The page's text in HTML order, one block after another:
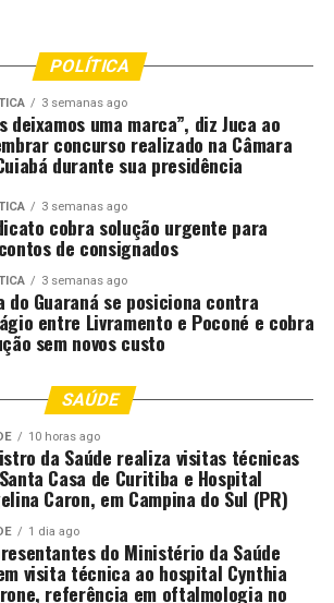
afirmou.
o juiz Ramon Fagundes Botelho
dos temas abordados e a qualidade
“Tivemos aulas com professores de
temas extremamente relevantes,
judicialização da política e da
constitucionais. O curso fortalece a
e incentiva a produção de
de aplicação prática”, pontuou.
interinstitucional do programa
intercâmbio entre os participantes.
professores de excelência, há um
entre magistrados,
Público e do Tribunal de Contas,
a construção de soluções mais
desafios do sistema de justiça”,
também, por si só, é
atuação jurisdicional, porque afeta a
e das instituições
POLÍTICA
3 semanas ago
deixamos uma marca”, diz Juca ao
concurso realizado na Câmara
durante sua presidência
3 semanas ago
cobra solução urgente para
de consignados
3 semanas ago
do Guaraná se posiciona contra
entre Livramento e Poconé e cobra
sem novos custo
SAÚDE
10 horas ago
da Saúde realiza visitas técnicas
Casa de Curitiba e Hospital
Caron, em Campina do Sul (PR)
1 dia ago
do Ministério da Saúde
visita técnica ao hospital Cynthia
referência em oftalmologia no